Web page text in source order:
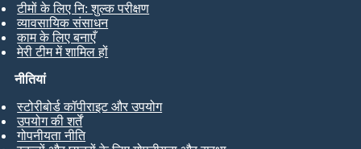
टीमों के लिए नि: शुल्क परीक्षण
व्यावसायिक संसाधन
काम के लिए बनाएँ
मेरी टीम में शामिल हों
नीतियां
स्टोरीबोर्ड कॉपीराइट और उपयोग
उपयोग की शर्तें
गोपनीयता नीति